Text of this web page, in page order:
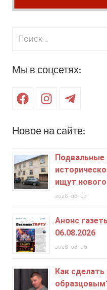
Поиск
Мы в соцсетях:
FacebookInstagramTelegram
Новое на сайте:
ищут
2026-08-07
Анонс
06.08.2026
2026-08-06
Как